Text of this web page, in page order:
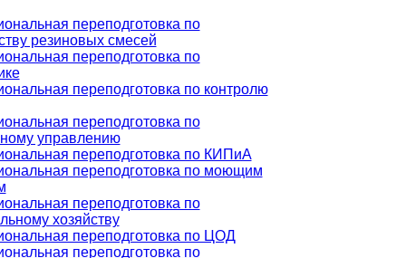
переподготовка по
резиновых смесей
переподготовка по
переподготовка по контролю
переподготовка по
управлению
переподготовка по КИПиА
переподготовка по моющим
переподготовка по
хозяйству
переподготовка по ЦОД
переподготовка по